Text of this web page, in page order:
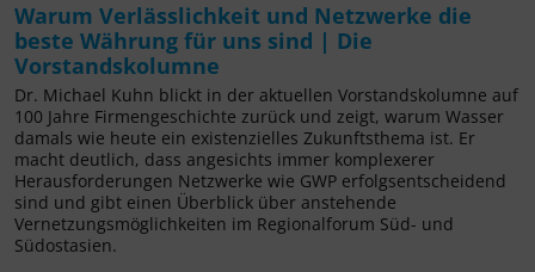
Warum Verlässlichkeit und Netzwerke die
beste Währung für uns sind | Die
Vorstandskolumne
Dr. Michael Kuhn blickt in der aktuellen Vorstandskolumne auf
100 Jahre Firmengeschichte zurück und zeigt, warum Wasser
damals wie heute ein existenzielles Zukunftsthema ist. Er
macht deutlich, dass angesichts immer komplexerer
Herausforderungen Netzwerke wie GWP erfolgsentscheidend
sind und gibt einen Überblick über anstehende
Vernetzungsmöglichkeiten im Regionalforum Süd- und
Südostasien.